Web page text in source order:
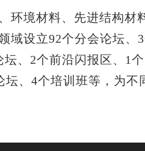
环境材料、先进结构材
域设立92个分会论坛、
、2个前沿闪报区、1
坛、4个培训班等，为不